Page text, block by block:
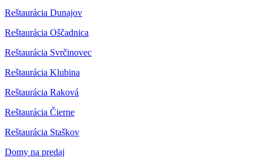
Reštaurácia Dunajov
Reštaurácia Oščadnica
Reštaurácia Svrčinovec
Reštaurácia Klubina
Reštaurácia Raková
Reštaurácia Čierne
Reštaurácia Staškov
Domy na predaj